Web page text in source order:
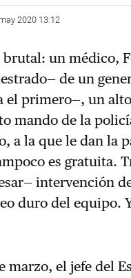
2020 13:12
brutal: un médico,
de un
el primero—, un
mando de la
a la que le dan la
es gratuita.
intervención
duro del equipo.
marzo, el jefe del